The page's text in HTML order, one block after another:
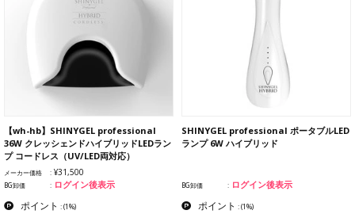
【wh-hb】SHINYGEL professional
36W クレッシェンドハイブリッドLEDラン
プ コードレス（UV/LED両対応）
メーカー価格 ¥31,500
BG卸価 ログイン後表示
ポイント :(1%)
SHINYGEL professional ポータブルLED
ランプ 6W ハイブリッド
BG卸価 ログイン後表示
ポイント :(1%)